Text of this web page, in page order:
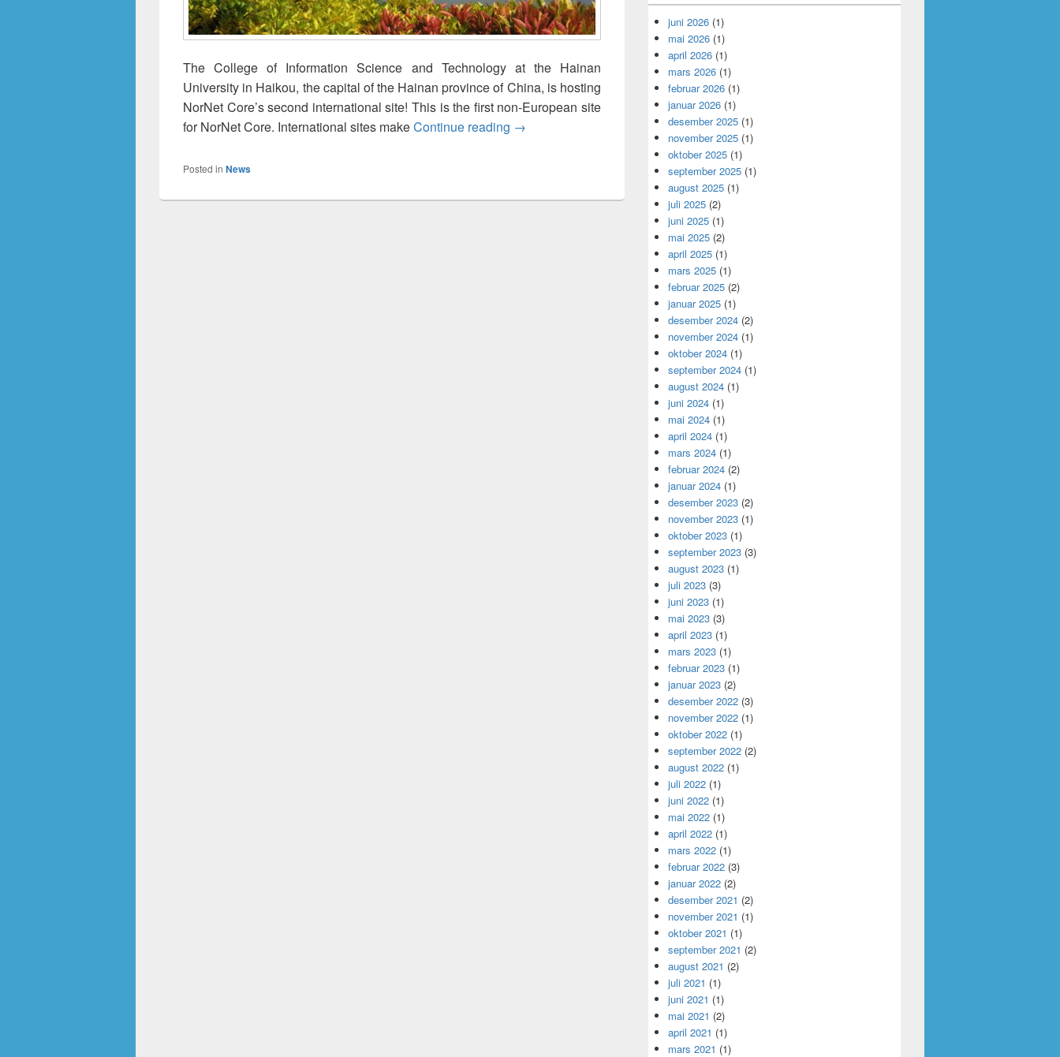
The College of Information Science and Technology at the Hainan
University in Haikou, the capital of the Hainan province of China, is hosting
NorNet Core’s second international site! This is the first non-European site
for NorNet Core. International sites makeContinue reading Hainan University (海南大学) hosts the first NorNet Core site in Asia!
→
Posted in News
juni 2026 (1)
mai 2026 (1)
april 2026 (1)
mars 2026 (1)
februar 2026 (1)
januar 2026 (1)
desember 2025 (1)
november 2025 (1)
oktober 2025 (1)
september 2025 (1)
august 2025 (1)
juli 2025 (2)
juni 2025 (1)
mai 2025 (2)
april 2025 (1)
mars 2025 (1)
februar 2025 (2)
januar 2025 (1)
desember 2024 (2)
november 2024 (1)
oktober 2024 (1)
september 2024 (1)
august 2024 (1)
juni 2024 (1)
mai 2024 (1)
april 2024 (1)
mars 2024 (1)
februar 2024 (2)
januar 2024 (1)
desember 2023 (2)
november 2023 (1)
oktober 2023 (1)
september 2023 (3)
august 2023 (1)
juli 2023 (3)
juni 2023 (1)
mai 2023 (3)
april 2023 (1)
mars 2023 (1)
februar 2023 (1)
januar 2023 (2)
desember 2022 (3)
november 2022 (1)
oktober 2022 (1)
september 2022 (2)
august 2022 (1)
juli 2022 (1)
juni 2022 (1)
mai 2022 (1)
april 2022 (1)
mars 2022 (1)
februar 2022 (3)
januar 2022 (2)
desember 2021 (2)
november 2021 (1)
oktober 2021 (1)
september 2021 (2)
august 2021 (2)
juli 2021 (1)
juni 2021 (1)
mai 2021 (2)
april 2021 (1)
mars 2021 (1)